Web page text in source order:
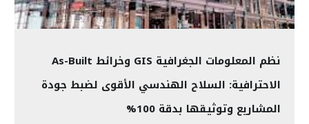
نظم المعلومات الجغرافية GIS وخرائط As-Built
الاحترافية: السلاح الهندسي الأقوى لضبط جودة
المشاريع وتوثيقها بدقة 100%